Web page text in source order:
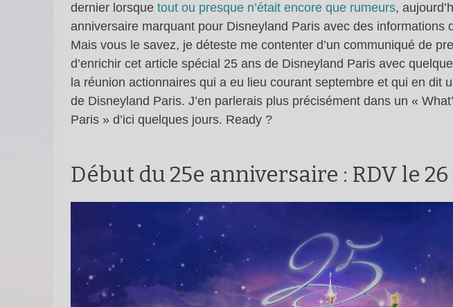
dernier lorsque tout ou presque n’était encore que rumeurs,
anniversaire marquant pour Disneyland Paris avec des informations
Mais vous le savez, je déteste me contenter d’un communiqué de
d’enrichir cet article spécial 25 ans de Disneyland Paris avec
la réunion actionnaires qui a eu lieu courant septembre et qui en dit
de Disneyland Paris. J’en parlerais plus précisément dans un «
Paris » d’ici quelques jours. Ready ?
Début du 25e anniversaire : RDV le